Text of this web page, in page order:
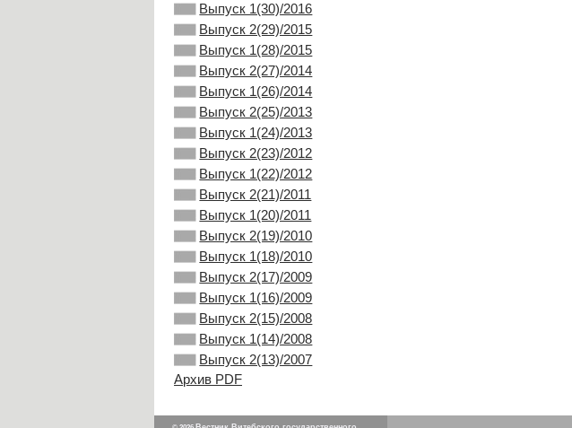
Выпуск 1(30)/2016
Выпуск 2(29)/2015
Выпуск 1(28)/2015
Выпуск 2(27)/2014
Выпуск 1(26)/2014
Выпуск 2(25)/2013
Выпуск 1(24)/2013
Выпуск 2(23)/2012
Выпуск 1(22)/2012
Выпуск 2(21)/2011
Выпуск 1(20)/2011
Выпуск 2(19)/2010
Выпуск 1(18)/2010
Выпуск 2(17)/2009
Выпуск 1(16)/2009
Выпуск 2(15)/2008
Выпуск 1(14)/2008
Выпуск 2(13)/2007
Архив PDF